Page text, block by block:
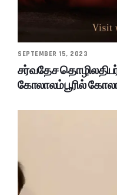
SEPTEMBER 15, 2023
சர்வதேச
கோலாலம்பூரில்